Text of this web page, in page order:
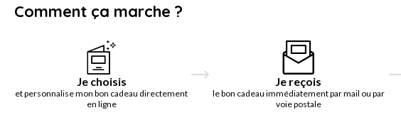
Comment ça marche ?
Je choisis
et personnalise mon bon cadeau directement
en ligne
Je reçois
le bon cadeau immédiatement par mail ou par
voie postale